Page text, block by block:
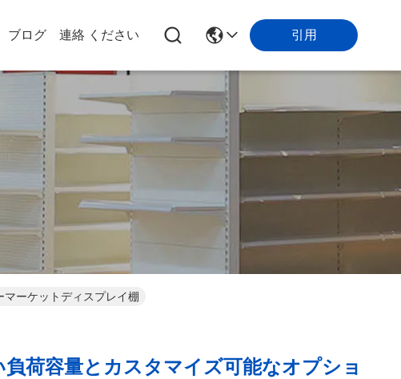
ブログ 連絡 ください 引用
ーケットディスプレイ棚
負荷容量とカスタマイズ可能なオプショ